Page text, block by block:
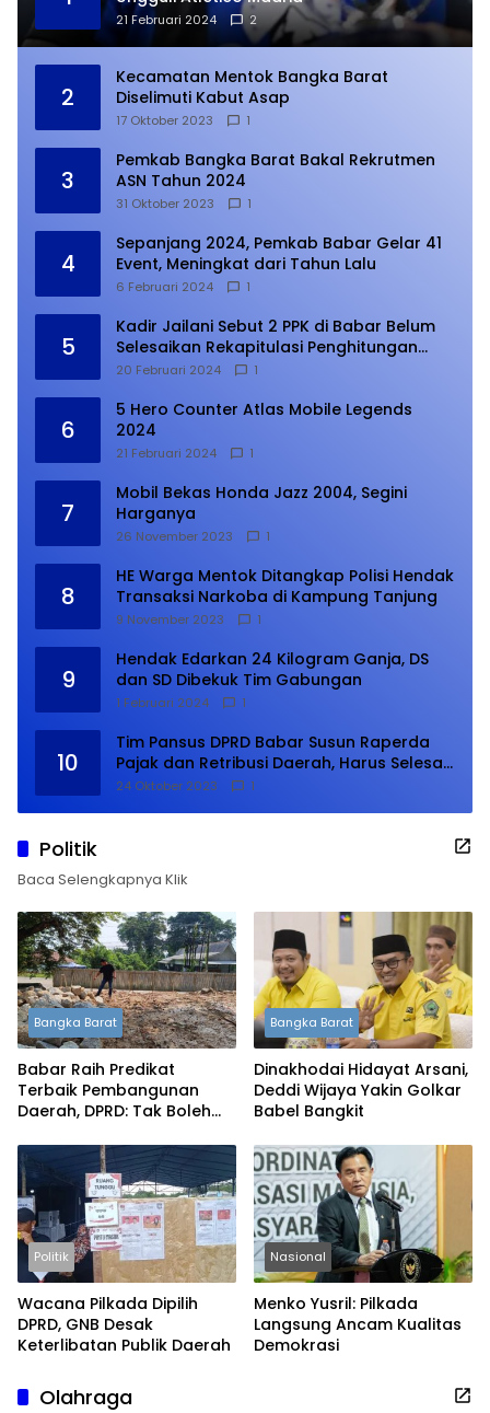
21 Februari 2024 2
2
Kecamatan Mentok Bangka Barat
Diselimuti Kabut Asap
17 Oktober 2023 1
3
Pemkab Bangka Barat Bakal Rekrutmen
ASN Tahun 2024
31 Oktober 2023 1
4
Sepanjang 2024, Pemkab Babar Gelar 41
Event, Meningkat dari Tahun Lalu
6 Februari 2024 1
5
Kadir Jailani Sebut 2 PPK di Babar Belum
Selesaikan Rekapitulasi Penghitungan
Suara
20 Februari 2024 1
6
5 Hero Counter Atlas Mobile Legends
2024
21 Februari 2024 1
7
Mobil Bekas Honda Jazz 2004, Segini
Harganya
26 November 2023 1
8
HE Warga Mentok Ditangkap Polisi Hendak
Transaksi Narkoba di Kampung Tanjung
9 November 2023 1
9
Hendak Edarkan 24 Kilogram Ganja, DS
dan SD Dibekuk Tim Gabungan
1 Februari 2024 1
10
Tim Pansus DPRD Babar Susun Raperda
Pajak dan Retribusi Daerah, Harus Selesai
Januari 2024
24 Oktober 2023 1
Politik
Baca Selengkapnya Klik
Bangka Barat
Babar Raih Predikat
Terbaik Pembangunan
Daerah, DPRD: Tak Boleh
Bangka Barat
Dinakhodai Hidayat Arsani,
Deddi Wijaya Yakin Golkar
Babel Bangkit
Politik
Wacana Pilkada Dipilih
DPRD, GNB Desak
Keterlibatan Publik Daerah
Nasional
Menko Yusril: Pilkada
Langsung Ancam Kualitas
Demokrasi
Olahraga